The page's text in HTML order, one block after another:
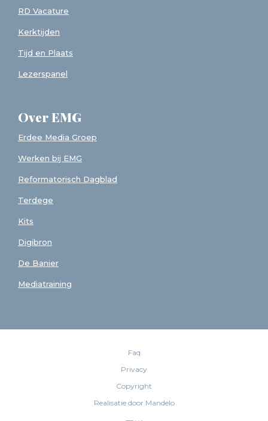
RD Vacature
Kerktijden
Tijd en Plaats
Lezerspanel
Over EMG
Erdee Media Groep
Werken bij EMG
Reformatorisch Dagblad
Terdege
Kits
Digibron
De Banier
Mediatraining
Faq
Privacy
Copyright
Realisatie door Mandelo